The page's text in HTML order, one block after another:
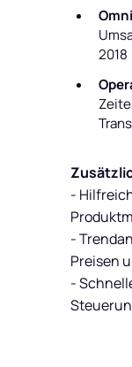
2018
-
-
Preisen
-